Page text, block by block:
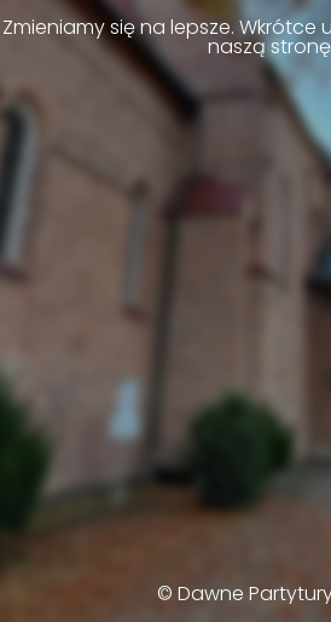
Zmieniamy się na lepsze. Wkrótce
naszą
© Dawne